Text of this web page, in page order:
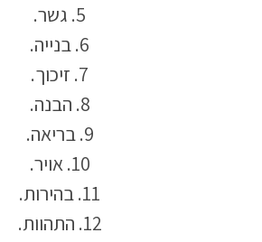
5. גשר.
6. בנייה.
7. זיכוך.
8. הבנה.
9. בריאה.
10. אויר.
11. בהירות.
12. התהוות.